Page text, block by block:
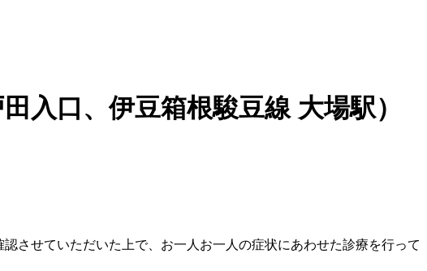
入口、伊豆箱根駿豆線 大場駅）
させていただいた上で、お一人お一人の症状にあわせた診療を行って